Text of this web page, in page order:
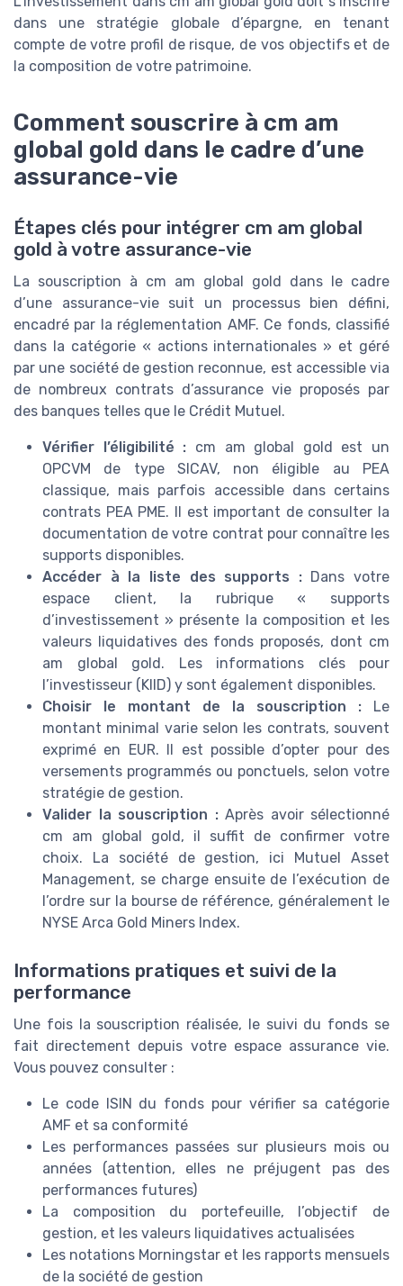
dans une stratégie globale d’épargne, en tenant
compte de votre profil de risque, de vos objectifs et de
la composition de votre patrimoine.
Comment souscrire à cm am
global gold dans le cadre d’une
assurance-vie
Étapes clés pour intégrer cm am global
gold à votre assurance-vie
La souscription à cm am global gold dans le cadre
d’une assurance-vie suit un processus bien défini,
encadré par la réglementation AMF. Ce fonds, classifié
dans la catégorie « actions internationales » et géré
par une société de gestion reconnue, est accessible via
de nombreux contrats d’assurance vie proposés par
des banques telles que le Crédit Mutuel.
Vérifier l’éligibilité : cm am global gold est un
OPCVM de type SICAV, non éligible au PEA
classique, mais parfois accessible dans certains
contrats PEA PME. Il est important de consulter la
documentation de votre contrat pour connaître les
supports disponibles.
Accéder à la liste des supports :Dans votre
espace client, la rubrique « supports
d’investissement » présente la composition et les
valeurs liquidatives des fonds proposés, dont cm
am global gold. Les informations clés pour
l’investisseur (KIID) y sont également disponibles.
Choisir le montant de la souscription : Le
montant minimal varie selon les contrats, souvent
exprimé en EUR. Il est possible d’opter pour des
versements programmés ou ponctuels, selon votre
stratégie de gestion.
Valider la souscription :Après avoir sélectionné
cm am global gold, il suffit de confirmer votre
choix. La société de gestion, ici Mutuel Asset
Management, se charge ensuite de l’exécution de
l’ordre sur la bourse de référence, généralement le
NYSE Arca Gold Miners Index.
Informations pratiques et suivi de la
performance
Une fois la souscription réalisée, le suivi du fonds se
fait directement depuis votre espace assurance vie.
Vous pouvez consulter :
Le code ISIN du fonds pour vérifier sa catégorie
AMF et sa conformité
Les performances passées sur plusieurs mois ou
années (attention, elles ne préjugent pas des
performances futures)
La composition du portefeuille, l’objectif de
gestion, et les valeurs liquidatives actualisées
Les notations Morningstar et les rapports mensuels
de la société de gestion